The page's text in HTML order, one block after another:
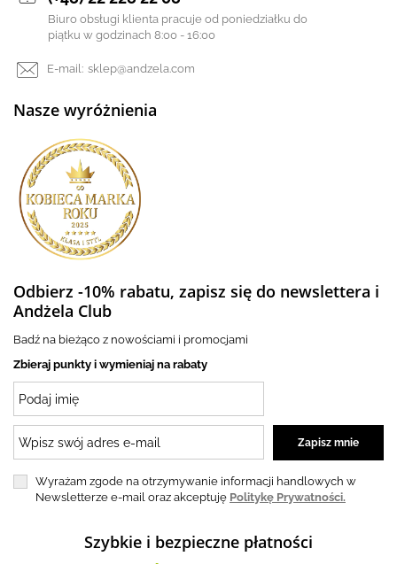
Biuro obsługi klienta pracuje od poniedziałku do
piątku w godzinach 8:00 - 16:00
E-mail: sklep@andzela.com
Nasze wyróżnienia
Odbierz -10% rabatu, zapisz się do newslettera i
Andżela Club
Badź na bieżąco z nowościami i promocjami
Zbieraj punkty i wymieniaj na rabaty
Wyrażam zgode na otrzymywanie informacji handlowych w
Newsletterze e-mail oraz akceptuję Politykę Prywatności.
Szybkie i bezpieczne płatności